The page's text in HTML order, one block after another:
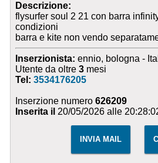
Descrizione:
flysurfer soul 2 21 con barra
condizioni
barra e kite non vendo
Inserzionista: ennio, bologna -
Utente da oltre3 mesi
Tel:3534176205
Inserzione numero626209
Inserita il 20/05/2026 alle
INVIA MAIL